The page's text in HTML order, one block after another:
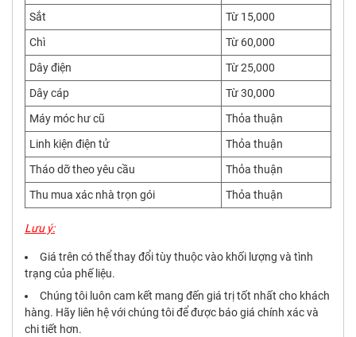
Sắt
Từ 15,000
Chì
Từ 60,000
Dây điện
Từ 25,000
Dây cáp
Từ 30,000
Máy móc hư cũ
Thỏa thuận
Linh kiện điện tử
Thỏa thuận
Tháo dỡ theo yêu cầu
Thỏa thuận
Thu mua xác nhà trọn gói
Thỏa thuận
Lưu ý:
Giá trên có thể thay đổi tùy thuộc vào khối lượng và tình
trạng của phế liệu.
Chúng tôi luôn cam kết mang đến giá trị tốt nhất cho khách
hàng. Hãy liên hệ với chúng tôi để được báo giá chính xác và
chi tiết hơn.